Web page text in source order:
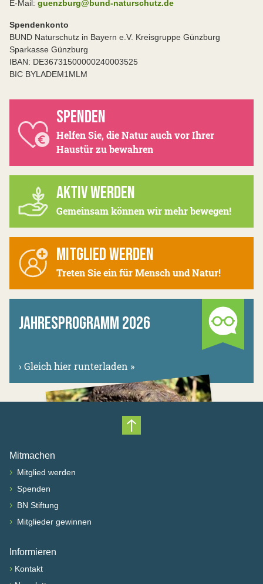
E-Mail: guenzburg@bund-naturschutz.de
Spendenkonto
BUND Naturschutz in Bayern e.V. Kreisgruppe Günzburg
Sparkasse Günzburg
IBAN: DE36731500000240003525
BIC BYLADEM1MLM
SPENDEN
Helfen Sie, die Natur auch vor Ihrer
Haustür zu bewahren
AKTIV WERDEN
Gemeinsam können wir mehr bewegen!
MITGLIED WERDEN
Treten Sie ein für Mensch und Natur!
JAHRESPROGRAMM 2026
› Gleich hier runterladen »
Nach oben scrollen
Mitmachen
› Mitglied werden
› Spenden
› BN Stiftung
› Mitglieder gewinnen
Informieren
› Kontakt